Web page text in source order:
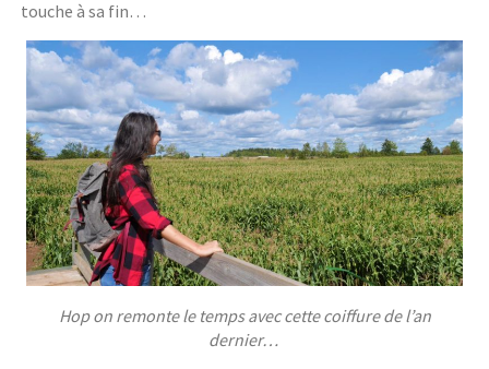
touche à sa fin…
Hop on remonte le temps avec cette coiffure de l’an
dernier…